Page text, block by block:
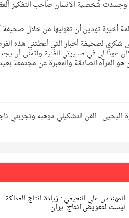
وجسدت شخصية الانسان صاحب التفكير
شكري لصحيفة أخبار التي أعطتني هذه
عونا لي في مسيرتي الفنية وأتمنى أن يجد
المهندس علي النعيمي : زيادة انتاج المملكة
ليست لتعويض انتاج ايران